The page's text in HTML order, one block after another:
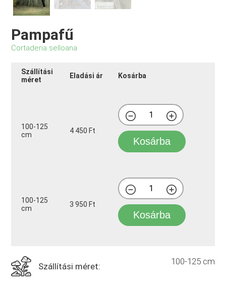
Pampafű
Cortaderia selloana
Szállítási
méret
Eladási ár Kosárba
100-125
cm
4 450 Ft
Kosárba
100-125
cm
3 950 Ft
Kosárba
Szállítási méret: 100-125 cm